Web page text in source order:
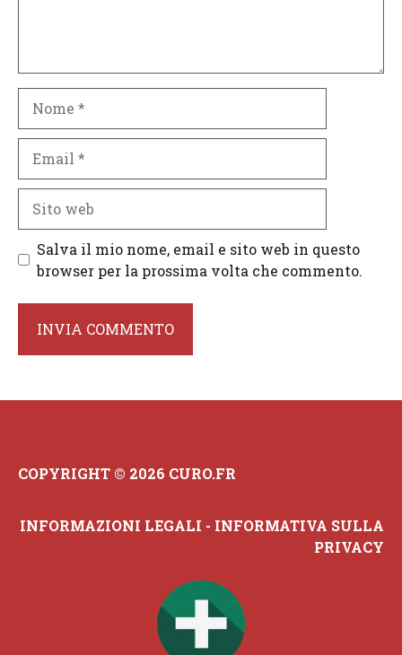
web
Salva il mio nome, email e sito web in questo
browser per la prossima volta che commento.
COPYRIGHT © 2026 CURO.FR
INFORMAZIONI LEGALI - INFORMATIVA SULLA
PRIVACY